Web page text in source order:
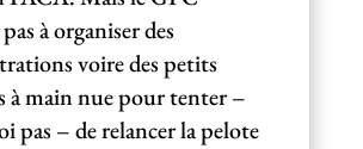
à organiser des
voire des petits
à main nue pour tenter –
pas – de relancer la pelote